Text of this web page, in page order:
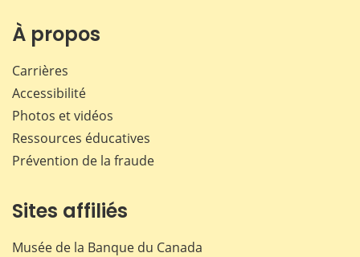
À propos
Carrières
Accessibilité
Photos et vidéos
Ressources éducatives
Prévention de la fraude
Sites affiliés
Musée de la Banque du Canada